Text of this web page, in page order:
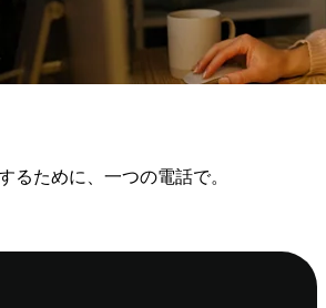
るために、一つの電話で。